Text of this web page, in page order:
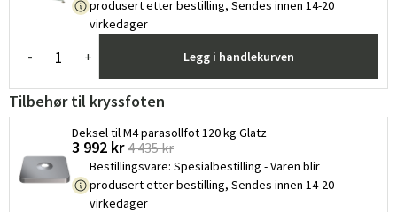
Sverige
Danmark
Norge
produsert etter bestilling, Sendes innen 14-20
virkedager
- + Legg i handlekurven
Tilbehør til kryssfoten
Deksel til M4 parasollfot 120 kg Glatz
3 992 kr 4 435 kr
Bestillingsvare: Spesialbestilling - Varen blir
produsert etter bestilling, Sendes innen 14-20
virkedager